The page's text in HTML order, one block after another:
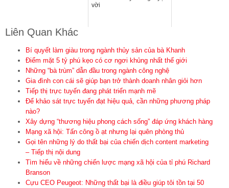
vời
Liên Quan Khác
Bí quyết làm giàu trong ngành thủy sản của bà Khanh
Điểm mặt 5 tỷ phú kẹo có cơ ngơi khủng nhất thế giới
Những “bà trùm” dẫn đầu trong ngành công nghệ
Gia đình con cái sẽ giúp bạn trở thành doanh nhân giỏi hơn
Tiếp thị trực tuyến đang phát triển mạnh mẽ
Để khảo sát trực tuyến đạt hiệu quả, cần những phương pháp
nào?
Xây dựng “thương hiệu phong cách sống” đáp ứng khách hàng
Mạng xã hội: Tấn công ồ ạt nhưng lại quên phòng thủ
Gọi tên những lý do thất bại của chiến dịch content marketing
– Tiếp thị nội dung
Tìm hiểu về những chiến lược mạng xã hội của tỉ phú Richard
Branson
Cựu CEO Peugeot: Những thất bại là điều giúp tôi tồn tại 50